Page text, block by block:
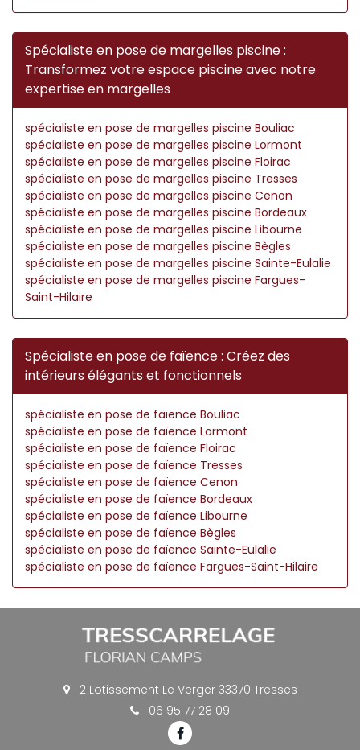
Spécialiste en pose de margelles piscine :
Transformez votre espace piscine avec notre
expertise en margelles
spécialiste en pose de margelles piscine Bouliac
spécialiste en pose de margelles piscine Lormont
spécialiste en pose de margelles piscine Floirac
spécialiste en pose de margelles piscine Tresses
spécialiste en pose de margelles piscine Cenon
spécialiste en pose de margelles piscine Bordeaux
spécialiste en pose de margelles piscine Libourne
spécialiste en pose de margelles piscine Bègles
spécialiste en pose de margelles piscine Sainte-Eulalie
spécialiste en pose de margelles piscine Fargues-
Saint-Hilaire
Spécialiste en pose de faïence : Créez des
intérieurs élégants et fonctionnels
spécialiste en pose de faïence Bouliac
spécialiste en pose de faïence Lormont
spécialiste en pose de faïence Floirac
spécialiste en pose de faïence Tresses
spécialiste en pose de faïence Cenon
spécialiste en pose de faïence Bordeaux
spécialiste en pose de faïence Libourne
spécialiste en pose de faïence Bègles
spécialiste en pose de faïence Sainte-Eulalie
spécialiste en pose de faïence Fargues-Saint-Hilaire
2 Lotissement Le Verger 33370 Tresses
06 95 77 28 09